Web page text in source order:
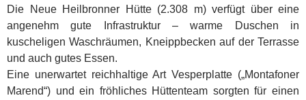
Die Neue Heilbronner Hütte (2.308 m) verfügt über eine
angenehm gute Infrastruktur – warme Duschen in
kuscheligen Waschräumen, Kneippbecken auf der Terrasse
und auch gutes Essen.
Eine unerwartet reichhaltige Art Vesperplatte („Montafoner
Marend“) und ein fröhliches Hüttenteam sorgten für einen